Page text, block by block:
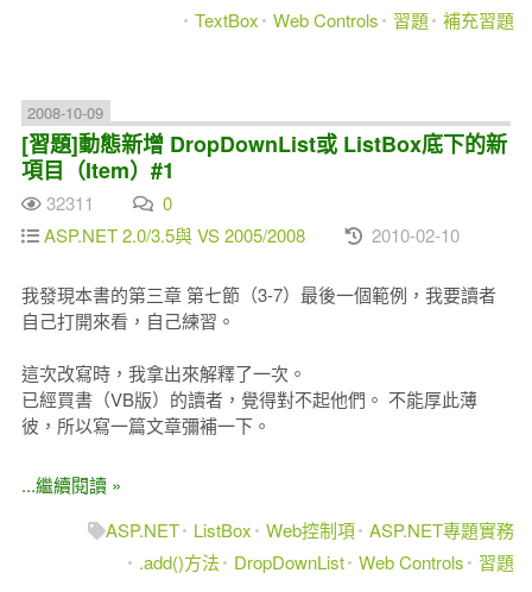
TextBox
Web Controls 習題 補充習題
2008-10-09
[習題]動態新增 DropDownList或 ListBox底下的新
項目（Item）#1
32311
0
ASP.NET 2.0/3.5與 VS 2005/2008
2010-02-10
我發現本書的第三章 第七節（3-7）最後一個範例，我要讀者
自己打開來看，自己練習。
這次改寫時，我拿出來解釋了一次。
已經買書（VB版）的讀者，覺得對不起他們。 不能厚此薄
彼，所以寫一篇文章彌補一下。
...繼續閱讀 »
ASP.NET
ListBox Web控制項 ASP.NET專題實務
.add()方法
DropDownList Web Controls 習題